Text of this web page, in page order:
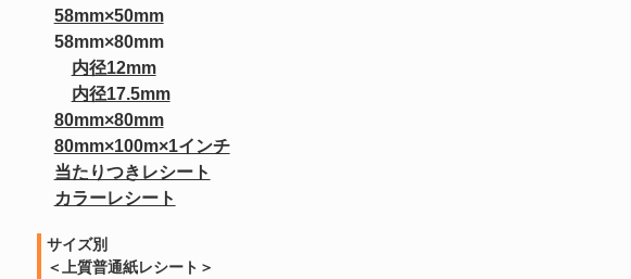
58mm×50mm
58mm×80mm
内径12mm
内径17.5mm
80mm×80mm
80mm×100m×1インチ
当たりつきレシート
カラーレシート
サイズ別
＜上質普通紙レシート＞